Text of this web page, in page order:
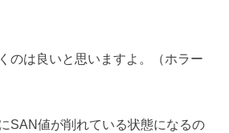
のは良いと思いますよ。（ホラー
SAN値が削れている状態になるの